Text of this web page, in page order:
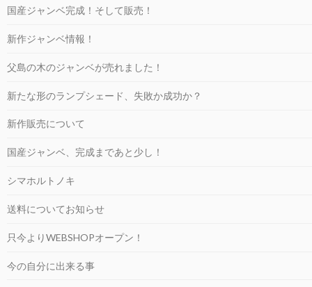
国産ジャンベ完成！そして販売！
新作ジャンベ情報！
父島の木のジャンベが売れました！
新たな形のランプシェード、失敗か成功か？
新作販売について
国産ジャンベ、完成まであと少し！
シマホルトノキ
送料についてお知らせ
只今よりWEBSHOPオープン！
今の自分に出来る事